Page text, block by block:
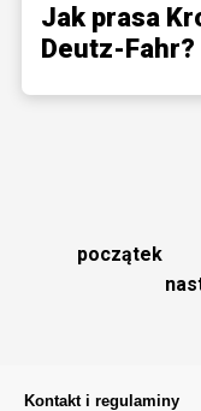
Jak prasa
Deutz-Fahr?
początek
Kontakt i regulaminy